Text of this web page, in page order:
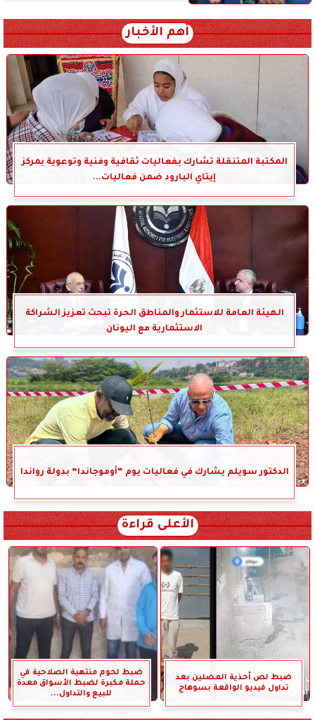
أهم الأخبار
المكتبة المتنقلة تشارك بفعاليات ثقافية وفنية وتوعوية بمركز
إيتاي البارود ضمن فعاليات...
الهيئة العامة للاستثمار والمناطق الحرة تبحث تعزيز الشراكة
الاستثمارية مع اليونان
الدكتور سويلم يشارك في فعاليات يوم “أوموجاندا” بدولة رواندا
الأعلى قراءة
ضبط لص أحذية المصلين بعد
تداول فيديو الواقعة بسوهاج
ضبط لحوم منتهية الصلاحية في
حملة مكبرة لضبط الأسواق معدة
للبيع والتداول...